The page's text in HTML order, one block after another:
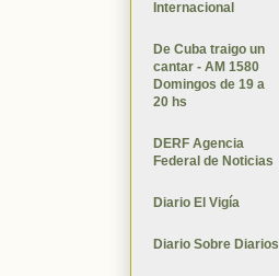
Internacional
De Cuba traigo un
cantar - AM 1580
Domingos de 19 a
20 hs
DERF Agencia
Federal de Noticias
Diario El Vigía
Diario Sobre Diarios